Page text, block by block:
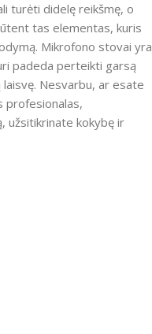
turėti didelę reikšmę, o
tas elementas, kuris
Mikrofono stovai yra
padeda perteikti garsą
Nesvarbu, ar esate
profesionalas,
užsitikrinate kokybę ir